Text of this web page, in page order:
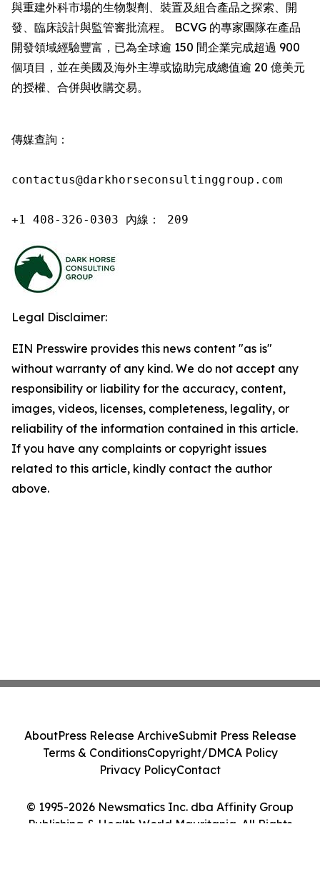
與重建外科市場的生物製劑、裝置及組合產品之探索、開
發、臨床設計與監管審批流程。 BCVG 的專家團隊在產品
開發領域經驗豐富，已為全球逾 150 間企業完成超過 900
個項目，並在美國及海外主導或協助完成總值逾 20 億美元
的授權、合併與收購交易。
傳媒查詢：
contactus@darkhorseconsultinggroup.com
+1 408-326-0303 內線： 209
Legal Disclaimer:
EIN Presswire provides this news content "as is"
without warranty of any kind. We do not accept any
responsibility or liability for the accuracy, content,
images, videos, licenses, completeness, legality, or
reliability of the information contained in this article.
If you have any complaints or copyright issues
related to this article, kindly contact the author
above.
© 1995-2026 Newsmatics Inc. dba Affinity Group
Publishing & Health World Mauritania. All Rights
AboutPress Release ArchiveSubmit Press Release
Terms & ConditionsCopyright/DMCA Policy
Privacy PolicyContact